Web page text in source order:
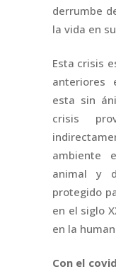
derrumbe
la vida en
Esta crisis
anteriores
esta sin
crisis
ambiente
animal y
protegido
en el siglo
en la
Con el